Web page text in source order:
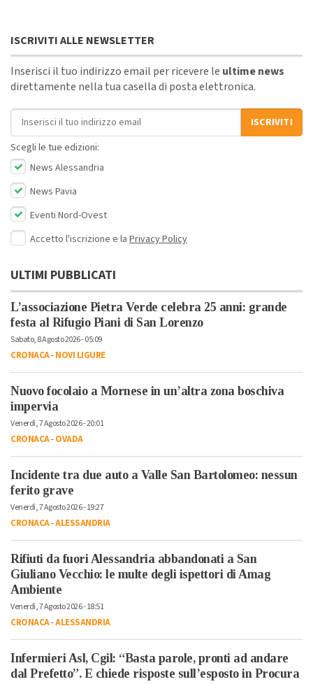
ISCRIVITI ALLE NEWSLETTER
Inserisci il tuo indirizzo email per ricevere le ultime news
direttamente nella tua casella di posta elettronica.
Indirizzo email
ISCRIVITI
Scegli le tue edizioni:
News Alessandria
News Pavia
Eventi Nord-Ovest
Accetto l'iscrizione e la Privacy Policy
ULTIMI PUBBLICATI
L’associazione Pietra Verde celebra 25 anni: grande
festa al Rifugio Piani di San Lorenzo
Sabato, 8 Agosto 2026 - 05:09
CRONACA-NOVI LIGURE
Nuovo focolaio a Mornese in un’altra zona boschiva
impervia
Venerdì, 7 Agosto 2026 - 20:01
CRONACA-OVADA
Incidente tra due auto a Valle San Bartolomeo: nessun
ferito grave
Venerdì, 7 Agosto 2026 - 19:27
CRONACA-ALESSANDRIA
Rifiuti da fuori Alessandria abbandonati a San
Giuliano Vecchio: le multe degli ispettori di Amag
Ambiente
Venerdì, 7 Agosto 2026 - 18:51
CRONACA-ALESSANDRIA
Infermieri Asl, Cgil: “Basta parole, pronti ad andare
dal Prefetto”. E chiede risposte sull’esposto in Procura